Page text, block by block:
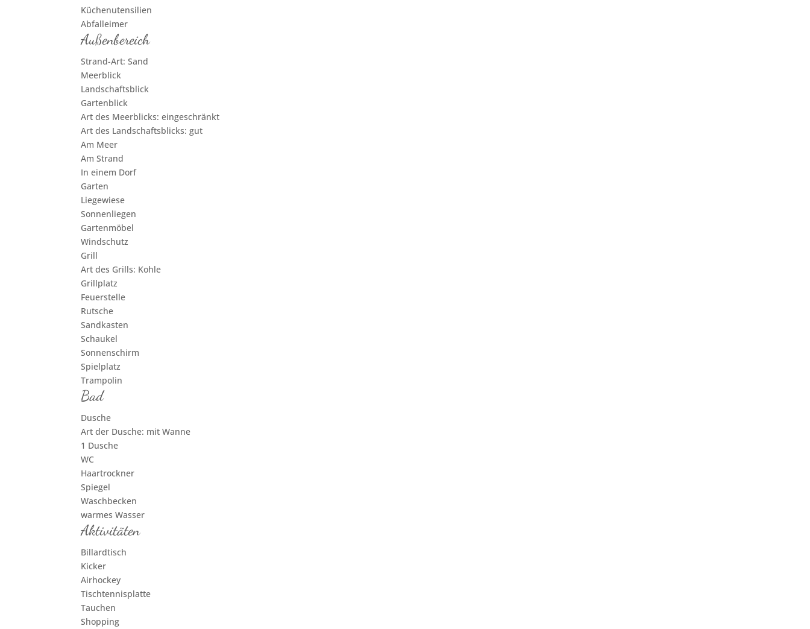
Küchenutensilien
Abfalleimer
Außenbereich
Strand-Art: Sand
Meerblick
Landschaftsblick
Gartenblick
Art des Meerblicks: eingeschränkt
Art des Landschaftsblicks: gut
Am Meer
Am Strand
In einem Dorf
Garten
Liegewiese
Sonnenliegen
Gartenmöbel
Windschutz
Grill
Art des Grills: Kohle
Grillplatz
Feuerstelle
Rutsche
Sandkasten
Schaukel
Sonnenschirm
Spielplatz
Trampolin
Bad
Dusche
Art der Dusche: mit Wanne
1 Dusche
WC
Haartrockner
Spiegel
Waschbecken
warmes Wasser
Aktivitäten
Billardtisch
Kicker
Airhockey
Tischtennisplatte
Tauchen
Shopping